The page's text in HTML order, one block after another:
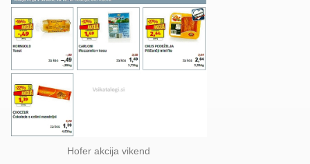
Hofer akcija vikend